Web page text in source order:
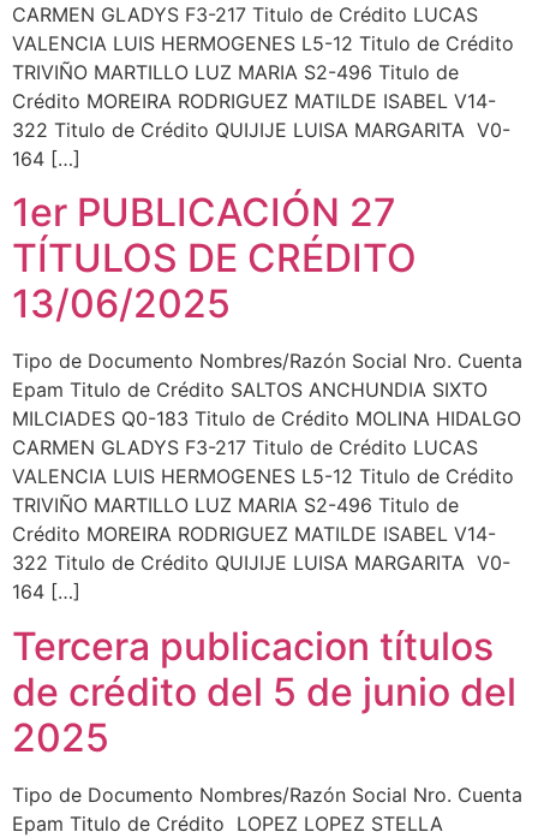
CARMEN GLADYS F3-217 Titulo de Crédito LUCAS
VALENCIA LUIS HERMOGENES L5-12 Titulo de Crédito
TRIVIÑO MARTILLO LUZ MARIA S2-496 Titulo de
Crédito MOREIRA RODRIGUEZ MATILDE ISABEL V14-
322 Titulo de Crédito QUIJIJE LUISA MARGARITA V0-
164 […]
1er PUBLICACIÓN 27
TÍTULOS DE CRÉDITO
13/06/2025
Tipo de Documento Nombres/Razón Social Nro. Cuenta
Epam Titulo de Crédito SALTOS ANCHUNDIA SIXTO
MILCIADES Q0-183 Titulo de Crédito MOLINA HIDALGO
CARMEN GLADYS F3-217 Titulo de Crédito LUCAS
VALENCIA LUIS HERMOGENES L5-12 Titulo de Crédito
TRIVIÑO MARTILLO LUZ MARIA S2-496 Titulo de
Crédito MOREIRA RODRIGUEZ MATILDE ISABEL V14-
322 Titulo de Crédito QUIJIJE LUISA MARGARITA V0-
164 […]
Tercera publicacion títulos
de crédito del 5 de junio del
2025
Tipo de Documento Nombres/Razón Social Nro. Cuenta
Epam Titulo de Crédito LOPEZ LOPEZ STELLA